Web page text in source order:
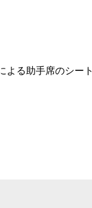
よる助手席のシート